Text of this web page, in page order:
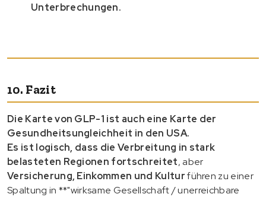
Unterbrechungen.
10. Fazit
Die Karte von GLP-1 ist auch eine Karte der
Gesundheitsungleichheit in den USA.
Es ist logisch, dass die Verbreitung in stark
belasteten Regionen fortschreitet, aber
Versicherung, Einkommen und Kulturführen zu einer
Spaltung in **"wirksame Gesellschaft / unerreichbare